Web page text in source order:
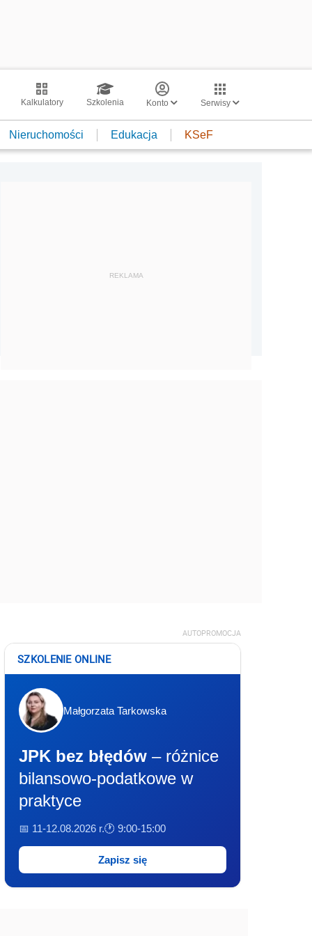
Kalkulatory Szkolenia Konto Serwisy
Nieruchomości Edukacja KSeF
REKLAMA
AUTOPROMOCJA
SZKOLENIE ONLINE
Małgorzata Tarkowska
JPK bez błędów – różnice
bilansowo-podatkowe w
praktyce
📅 11-12.08.2026 r.🕐 9:00-15:00
Zapisz się